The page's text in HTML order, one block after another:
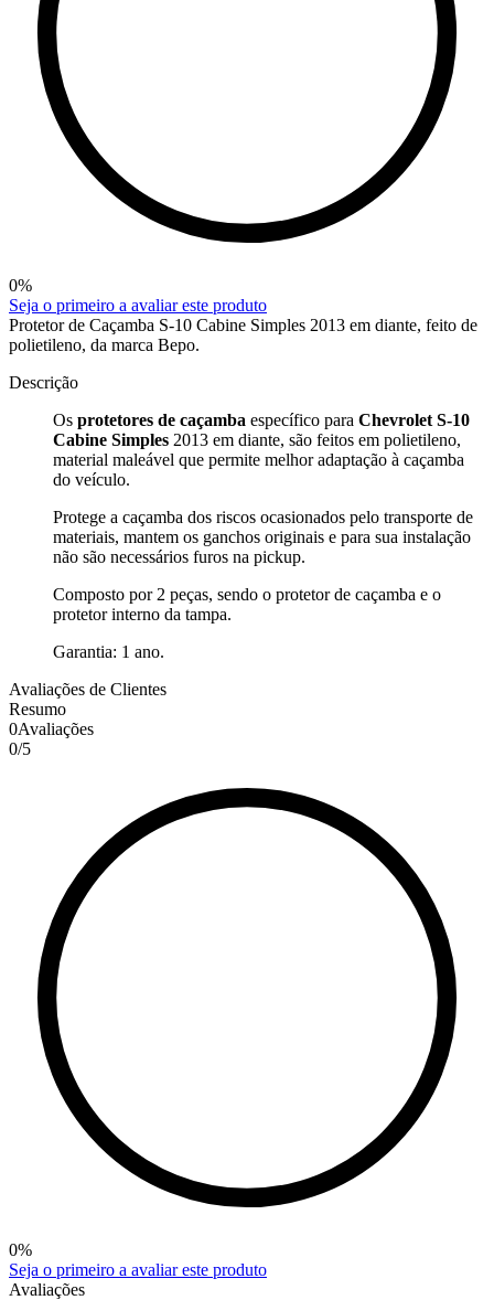
0%
Seja o primeiro a avaliar este produto
Protetor de Caçamba S-10 Cabine Simples 2013 em diante, feito de
polietileno, da marca Bepo.
Descrição
Os protetores de caçamba específico para Chevrolet S-10
Cabine Simples 2013 em diante, são feitos em polietileno,
material maleável que permite melhor adaptação à caçamba
do veículo.
Protege a caçamba dos riscos ocasionados pelo transporte de
materiais, mantem os ganchos originais e para sua instalação
não são necessários furos na pickup.
Composto por 2 peças, sendo o protetor de caçamba e o
protetor interno da tampa.
Garantia: 1 ano.
Avaliações de Clientes
Resumo
0Avaliações
0/5
0%
Seja o primeiro a avaliar este produto
Avaliações